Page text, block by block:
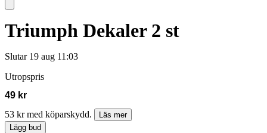
Triumph Dekaler 2 st
Slutar 19 aug 11:03
Utropspris
49 kr
53 kr med köparskydd.
Läs mer
Lägg bud